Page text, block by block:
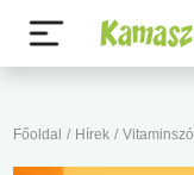
Főoldal / Hírek /